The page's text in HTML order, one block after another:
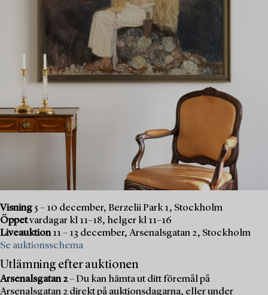
Visning 5 – 10 december, Berzelii Park 1, Stockholm
Öppetvardagar kl 11–18, helger kl 11–16
Liveauktion11 – 13 december, Arsenalsgatan 2, Stockholm
Se auktionsschema
Utlämning efter auktionen
Arsenalsgatan 2– Du kan hämta ut ditt föremål på
Arsenalsgatan 2 direkt på auktionsdagarna, eller under